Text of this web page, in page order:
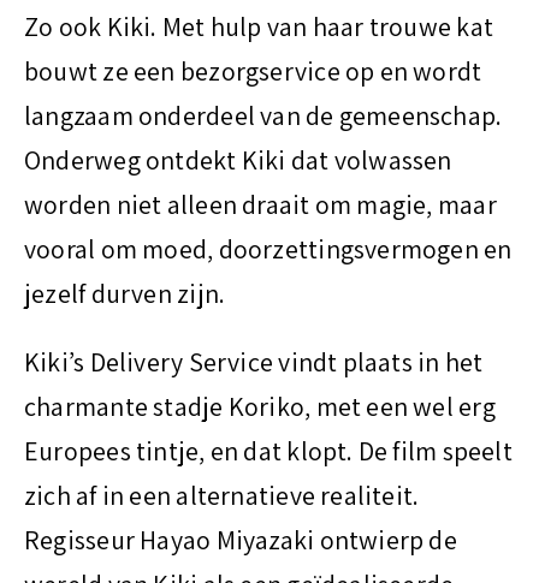
Zo ook Kiki. Met hulp van haar trouwe kat
bouwt ze een bezorgservice op en wordt
langzaam onderdeel van de gemeenschap.
Onderweg ontdekt Kiki dat volwassen
worden niet alleen draait om magie, maar
vooral om moed, doorzettingsvermogen en
jezelf durven zijn.
Kiki’s Delivery Service vindt plaats in het
charmante stadje Koriko, met een wel erg
Europees tintje, en dat klopt. De film speelt
zich af in een alternatieve realiteit.
Regisseur Hayao Miyazaki ontwierp de